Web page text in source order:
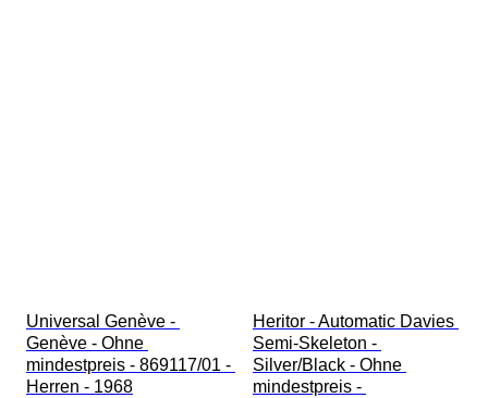
Universal Genève -
Genève - Ohne
mindestpreis - 869117/01 -
Herren - 1968
Heritor - Automatic Davies
Semi-Skeleton -
Silver/Black - Ohne
mindestpreis -